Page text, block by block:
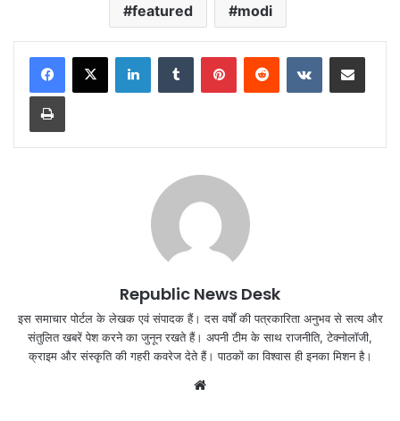
featured modi
LinkedInTumblr PinterestReddit VKontakteShare via Email
Print
Republic News Desk
इस समाचार पोर्टल के लेखक एवं संपादक हैं। दस वर्षों की पत्रकारिता अनुभव से सत्य और
संतुलित खबरें पेश करने का जुनून रखते हैं। अपनी टीम के साथ राजनीति, टेक्नोलॉजी,
क्राइम और संस्कृति की गहरी कवरेज देते हैं। पाठकों का विश्वास ही इनका मिशन है।